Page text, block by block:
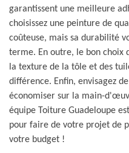
garantissent une meilleure
choisissez une peinture de
coûteuse, mais sa durabilité
terme. En outre, le bon choix
la texture de la tôle et des
différence. Enfin, envisagez
économiser sur la main-
équipe Toiture Guadeloupe
pour faire de votre projet de
votre budget !